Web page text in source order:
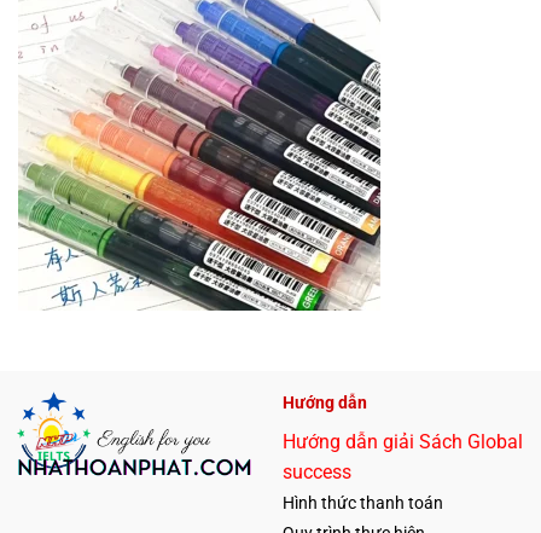
Hướng dẫn
Hướng dẫn giải Sách Global
success
Hình thức thanh toán